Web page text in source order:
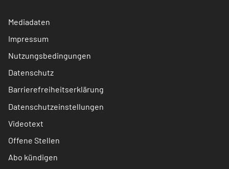
Mediadaten
Impressum
Nutzungsbedingungen
Datenschutz
Barrierefreiheitserklärung
Datenschutzeinstellungen
Videotext
Offene Stellen
Abo kündigen